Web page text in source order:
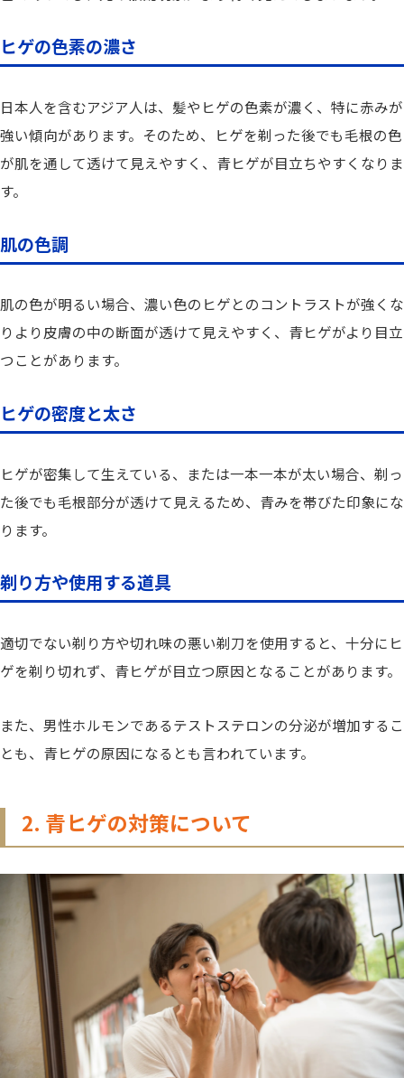
ヒゲの色素の濃さ
日本人を含むアジア人は、髪やヒゲの色素が濃く、特に赤みが
強い傾向があります。そのため、ヒゲを剃った後でも毛根の色
が肌を通して透けて見えやすく、青ヒゲが目立ちやすくなりま
す。
肌の色調
肌の色が明るい場合、濃い色のヒゲとのコントラストが強くな
りより皮膚の中の断面が透けて見えやすく、青ヒゲがより目立
つことがあります。
ヒゲの密度と太さ
ヒゲが密集して生えている、または一本一本が太い場合、剃っ
た後でも毛根部分が透けて見えるため、青みを帯びた印象にな
ります。
剃り方や使用する道具
適切でない剃り方や切れ味の悪い剃刀を使用すると、十分にヒ
ゲを剃り切れず、青ヒゲが目立つ原因となることがあります。
また、 男性ホルモンであるテストステロンの分泌が増加するこ
とも、青ヒゲの原因になるとも言われています。
2. 青ヒゲの対策について